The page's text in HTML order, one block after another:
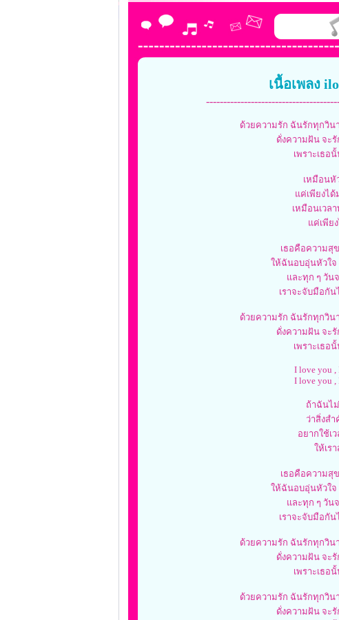
เนื้อเพลง
ด้วยความรัก ฉันรักทุกวิน
ดั่งความฝัน จะ
เพราะเธอ
เหมือนหั
แค่เพียงไ
เหมือนเวล
แค่เพีย
เธอคือความสุ
ให้ฉันอบอุ่นหัวใจ
และทุก ๆ วัน
เราจะจับมือกั
ด้วยความรัก ฉันรักทุกวิน
ดั่งความฝัน จะ
เพราะเธอ
I love you ,
I love you ,
ถ้าฉันไ
ว่าสิ่งส
อยากใช้เ
ให้เร
เธอคือความสุ
ให้ฉันอบอุ่นหัวใจ
และทุก ๆ วัน
เราจะจับมือกั
ด้วยความรัก ฉันรักทุกวิน
ดั่งความฝัน จะ
เพราะเธอ
ด้วยความรัก ฉันรักทุกวิน
ดั่งความฝัน จะ